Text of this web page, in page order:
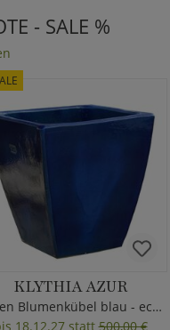
- SALE %
KLYTHIA AZUR
Garten Blumenkübel blau - eckig
18.12.27 statt500,00 €